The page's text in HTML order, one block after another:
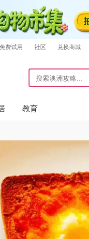
免费试用 社区 兑换商城
教育